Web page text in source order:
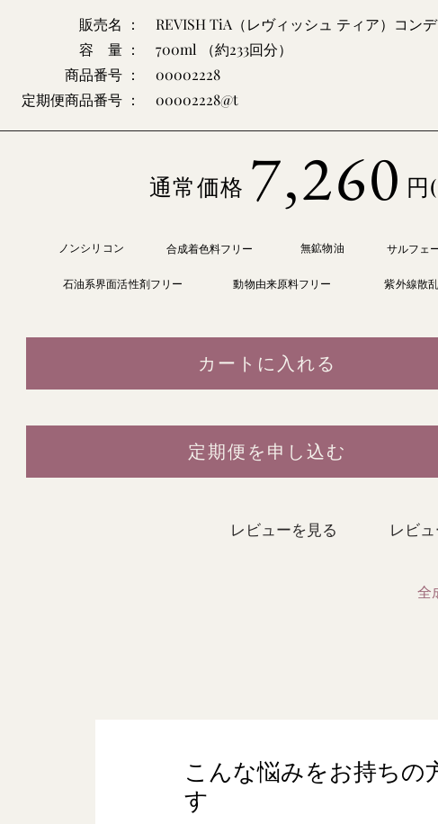
販売名 ：
容 量 ：
商品番号 ：
定期便商品番号 ：
REVISH TiA（レヴィッシュ ティア）コン
700ml （約233回分）
00002228
00002228@t
通常価格 7,260 円
ノンシリコン 合成着色料フリー 無鉱物油 サルフェ
石油系界面活性剤フリー 動物由来原料フリー 紫外線散
カートに入れる
定期便を申し込む
レビューを見る レビュ
全
こんな悩みをお持ちの
す